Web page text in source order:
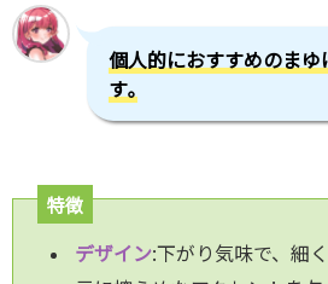
個人的におすすめのま
す｡
特徴
デザイン:下がり気味で、細